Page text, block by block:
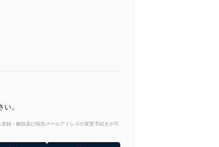
。
録・解除及び宛先メールアドレスの変更手続きが可